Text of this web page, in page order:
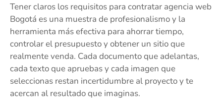
Tener claros los requisitos para contratar agencia web
Bogotá es una muestra de profesionalismo y la
herramienta más efectiva para ahorrar tiempo,
controlar el presupuesto y obtener un sitio que
realmente venda. Cada documento que adelantas,
cada texto que apruebas y cada imagen que
seleccionas restan incertidumbre al proyecto y te
acercan al resultado que imaginas.